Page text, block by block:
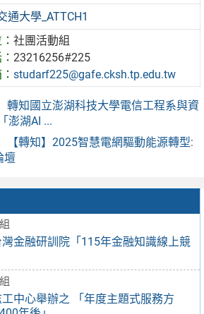
灣金融研訓院「115年金融知識線上競
工中心舉辦之 「年度主題式服務方
通大學_ATTCH1
：社團活動組
：23216256#225
：studarf225@gafe.cksh.tp.edu.tw
轉知國立澎湖科技大學電信工程系與資
澎湖AI ...
【轉知】2025智慧電網驅動能源轉型:
壇